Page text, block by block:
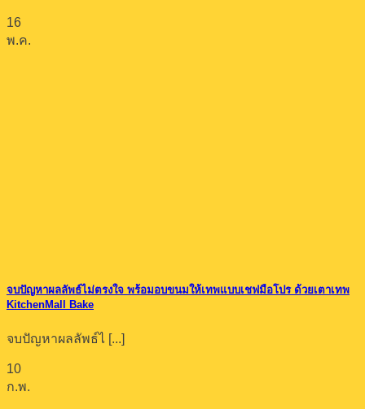
16
พ.ค.
จบปัญหาผลลัพธ์ไม่ตรงใจ พร้อมอบขนมให้เทพแบบเชฟมือโปร ด้วยเตาเทพ
KitchenMall Bake
จบปัญหาผลลัพธ์ไ [...]
10
ก.พ.